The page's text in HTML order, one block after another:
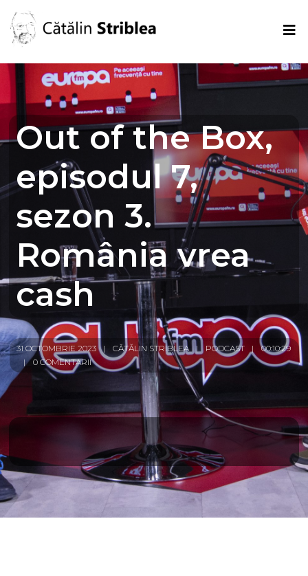
Out of the Box,
episodul 7,
sezon 3.
România vrea
cash
31 OCTOMBRIE 2023 CĂTĂLIN STRIBLEA PODCAST
00:10:29
0 COMENTARII